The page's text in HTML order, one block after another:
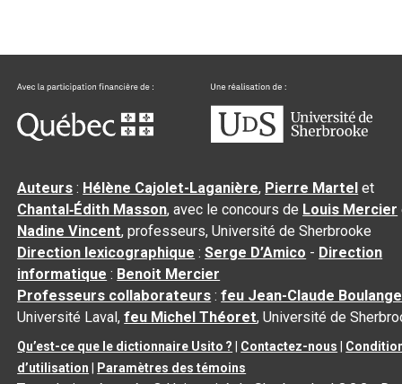
Auteurs : Hélène Cajolet-Laganière, Pierre Martel et
Chantal‑Édith Masson, avec le concours de Louis Mercier
Nadine Vincent, professeurs, Université de Sherbrooke
Direction lexicographique :Serge D’Amico - Direction
informatique : Benoit Mercier
Professeurs collaborateurs :feu Jean-Claude
Université Laval,feu Michel Théoret, Université de
Qu’est-ce que le dictionnaire Usito ? Contactez-nous
d’utilisation
Paramètres des témoins